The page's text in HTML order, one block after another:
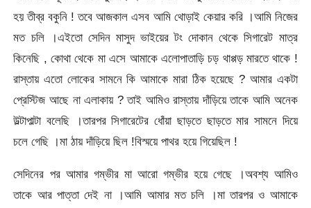
হয় তীব্র বকুনি ! তবে আজকাল এসব আমি থোড়াই কেয়ার করি ।আমি নিজের
মত চলি ।এইতো সেদিন মাসুদ ভাইয়ের টং দোকান থেকে সিগারেট মাত্র
কিনেছি , কোথা থেকে মা এসে আমাকে এলোপাতাড়ি চড় থাপ্পড় মারতে থাকে !
রাস্তায় এতো লোকের সামনে কি আমাকে মারা ঠিক হয়েছে ? আমার একটা
প্রেস্টিজ আছে না এলাকায় ? তাই আমিও রাস্তায় দাঁড়িয়ে তাকে আমি অনেক
উল্টাপাল্টা বলেছি ।তারপর সিগারেটের ধোঁয়া ছাড়তে ছাড়তে মার সামনে দিয়ে
চলে গেছি ।মা ঠায় দাঁড়িয়ে ছিল !বিস্ময়ে পাথর হয়ে গিয়েছিল !
সেদিনের পর আমার গম্ভীর মা আরো গম্ভীর হয়ে গেছে ।অবশ্য আমিও
তাকে আর পাত্তা দেই না ।আমি আমার মত চলি ।মা তারপর ও আমাকে